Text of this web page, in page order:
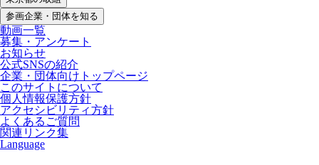
参画企業・団体を知る
動画一覧
募集・アンケート
お知らせ
公式SNSの紹介
企業・団体向けトップページ
このサイトについて
個人情報保護方針
アクセシビリティ方針
よくあるご質問
関連リンク集
Language